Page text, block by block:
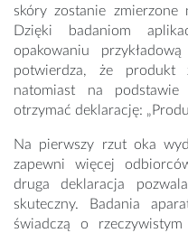
skóry zostanie
Dzięki badaniom
opakowaniu
potwierdza, że produkt
natomiast na podstawie
otrzymać deklarację:
Na pierwszy rzut oka
zapewni więcej
druga deklaracja
skuteczny. Badania
świadczą o